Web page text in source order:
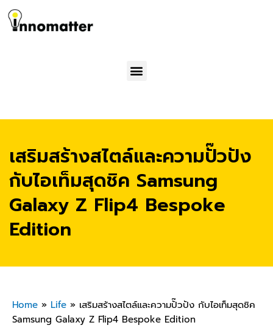
Menu
เสริมสร้างสไตล์และความปั๊วปัง
กับไอเท็ม​สุดชิค Samsung
Galaxy Z Flip4 Bespoke
Edition
Home » Life » เสริมสร้างสไตล์และความปั๊วปัง กับไอเท็ม​สุดชิค
Samsung Galaxy Z Flip4 Bespoke Edition